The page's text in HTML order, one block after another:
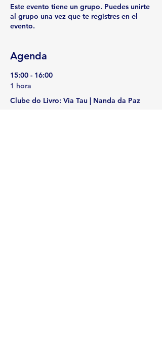
Este evento tiene un grupo. Puedes unirte
al grupo una vez que te registres en el
evento.
Agenda
15:00 - 16:00
1 hora
Clube do Livro: Via Tau | Nanda da Paz